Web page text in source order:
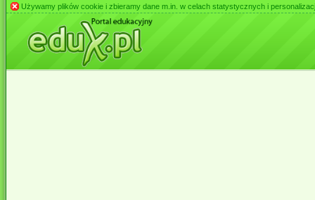
Używamy plików cookie i zbieramy dane m.in. w celach statystycznych i